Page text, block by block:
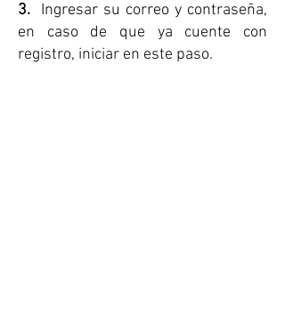
3. Ingresar su correo y contraseña,
en caso de que ya cuente con
registro, iniciar en este paso.